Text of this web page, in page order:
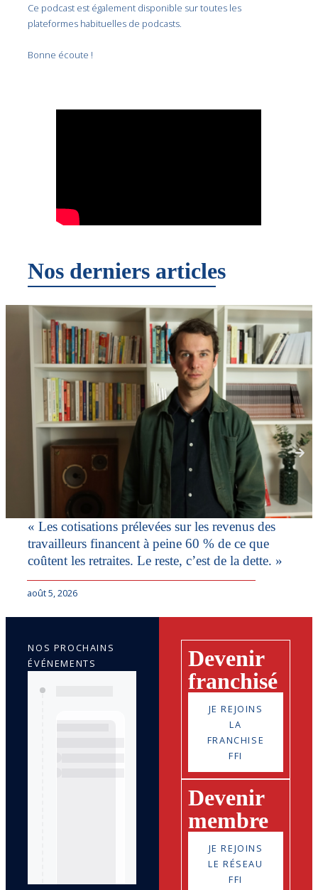
Ce podcast est également disponible sur toutes les
plateformes habituelles de podcasts.
Bonne écoute !
Nos derniers articles
« Les cotisations prélevées sur les revenus des
travailleurs financent à peine 60 % de ce que
coûtent les retraites. Le reste, c’est de la dette. »
août 5, 2026
Devenir
franchisé
JE REJOINS
LA
FRANCHISE
FFI
Devenir
membre
JE REJOINS
LE RÉSEAU
FFI
NOS PROCHAINS
ÉVÉNEMENTS